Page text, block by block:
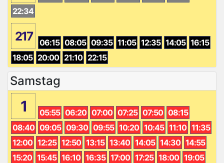
22:34
217 06:15 08:05 09:35 11:05 12:35 14:05 16:15
18:05 20:00 21:10 22:15
Samstag
1 05:55 06:20 07:00 07:25 07:50 08:15
08:40 09:05 09:30 09:55 10:20 10:45 11:10 11:35
12:00 12:25 12:50 13:15 13:40 14:05 14:30 14:55
15:20 15:45 16:10 16:35 17:00 17:25 18:00 19:05